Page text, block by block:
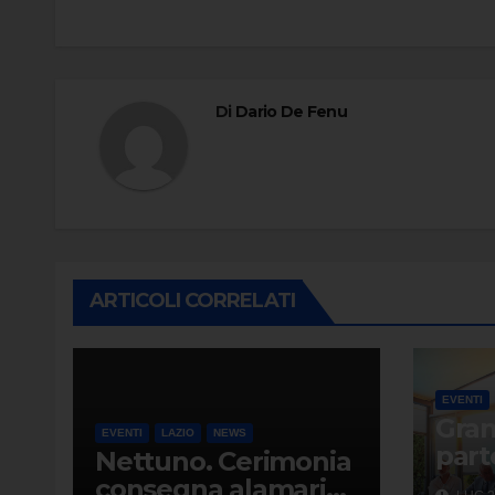
Di Dario De Fenu
ARTICOLI CORRELATI
EVENTI LAZIO NEWS
Nettuno. Cerimonia
EVENTI